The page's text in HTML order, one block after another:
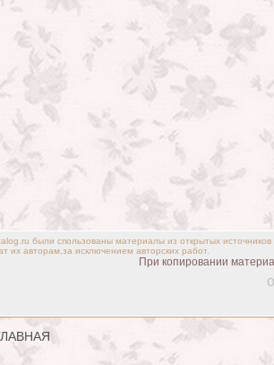
были спользованы материалы из открытых
их авторам,за исключением авторских работ.
При копировании